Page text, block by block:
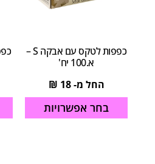
כפפות לטקס עם אבקה S –
א.100 יח'
החל מ-18
₪
בחר אפשרויות